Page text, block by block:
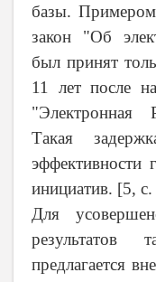
базы.
закон "Об
был принят
11 лет после
"Электронная
Такая
эффективности
инициатив. [5,
Для
результатов
предлагается